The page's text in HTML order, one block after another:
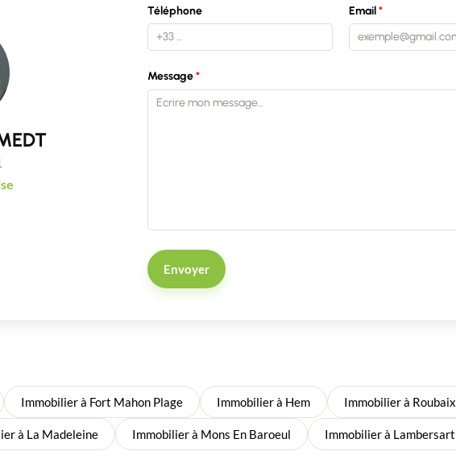
Téléphone Email
Message
Envoyer
Immobilier à Fort Mahon Plage Immobilier à Hem Immobilier à Roubaix
à La Madeleine Immobilier à Mons En Baroeul Immobilier à Lambersart